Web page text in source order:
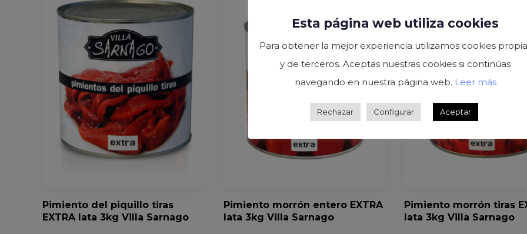
Pimiento del piquillo tiras
EXTRA lata 3kg Villa Sarnago
Pimiento morrón entero EXTRA
lata 3kg Villa Sarnago
Pimiento morrón tiras
lata 3kg Villa Sarnago
Esta página web utiliza cookies
Para obtener la mejor experiencia utilizamos cookies
y de terceros. Aceptas nuestras cookies si continúas
navegando en nuestra página web. Leer más
Rechazar Configurar Aceptar